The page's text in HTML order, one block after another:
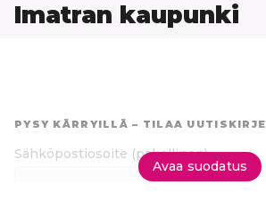
Imatran kaupunki
PYSY KÄRRYILLÄ – TILAA UUTISKIRJE
Sähköpostiosoite (pakollinen)
Avaa suodatus